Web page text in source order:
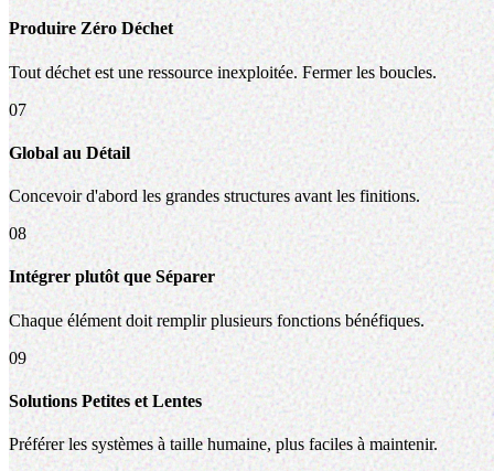
Produire Zéro Déchet
Tout déchet est une ressource inexploitée. Fermer les boucles.
07
Global au Détail
Concevoir d'abord les grandes structures avant les finitions.
08
Intégrer plutôt que Séparer
Chaque élément doit remplir plusieurs fonctions bénéfiques.
09
Solutions Petites et Lentes
Préférer les systèmes à taille humaine, plus faciles à maintenir.